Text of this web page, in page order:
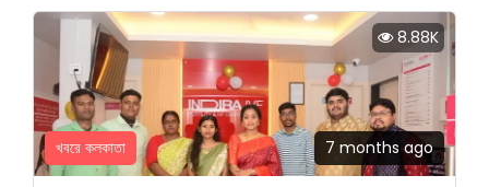
8.88K
খবরে কলকাতা 7 months ago